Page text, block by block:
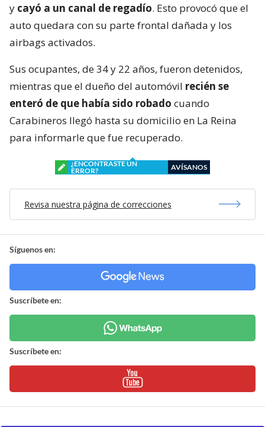
y cayó a un canal de regadío. Esto provocó que el
auto quedara con su parte frontal dañada y los
airbags activados.
Sus ocupantes, de 34 y 22 años, fueron detenidos,
mientras que el dueño del automóvil recién se
enteró de que había sido robado cuando
Carabineros llegó hasta su domicilio en La Reina
para informarle que fue recuperado.
¿ENCONTRASTE UN
ERROR?
AVÍSANOS
Revisa nuestra página de correcciones
Síguenos en:
Suscríbete en:
Suscríbete en: